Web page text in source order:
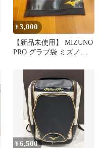
¥3,000
【新品未使用】 MIZUNO
PRO グラブ袋 ミズノプ
¥6,500